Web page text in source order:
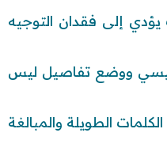
إلى فقدان التوجيه
ووضع تفاصيل ليس
الطويلة والمبالغة